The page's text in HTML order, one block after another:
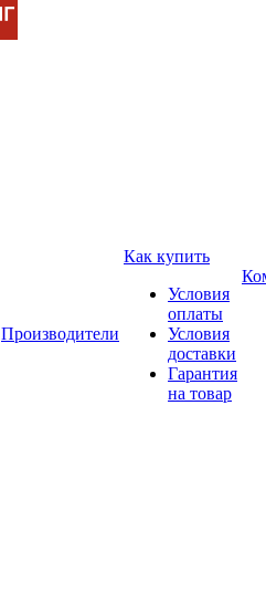
Производители
Как купить
Условия
оплаты
Условия
доставки
Гарантия
на товар